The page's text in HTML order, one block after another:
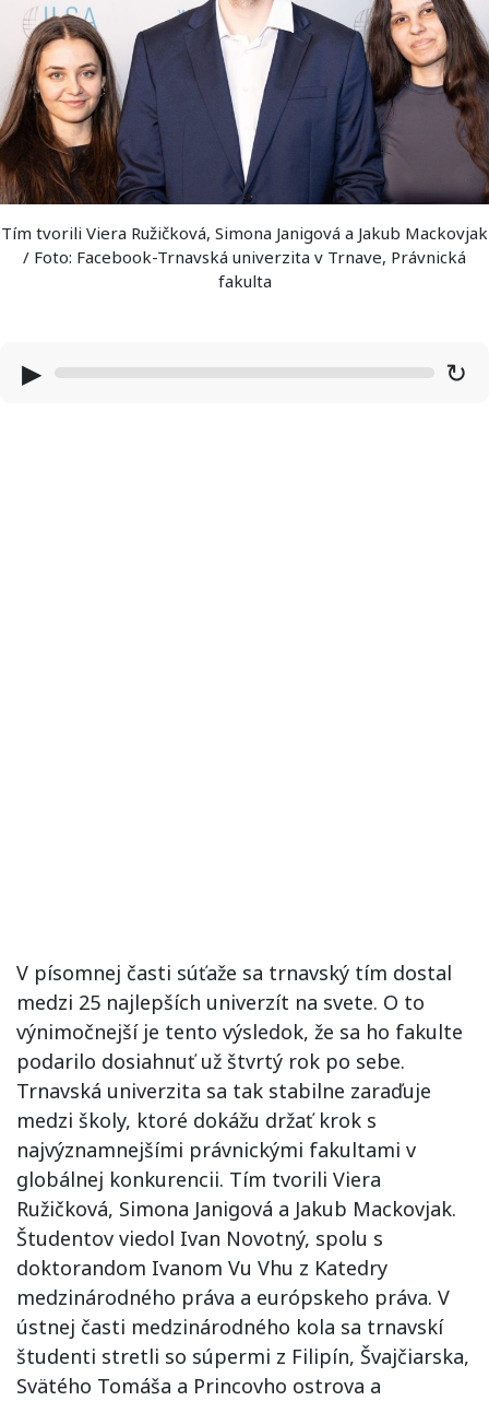
Tím tvorili Viera Ružičková, Simona Janigová a Jakub Mackovjak
/ Foto: Facebook-Trnavská univerzita v Trnave, Právnická
fakulta
▶ ↻
V písomnej časti súťaže sa trnavský tím dostal
medzi 25 najlepších univerzít na svete. O to
výnimočnejší je tento výsledok, že sa ho fakulte
podarilo dosiahnuť už štvrtý rok po sebe.
Trnavská univerzita sa tak stabilne zaraďuje
medzi školy, ktoré dokážu držať krok s
najvýznamnejšími právnickými fakultami v
globálnej konkurencii. Tím tvorili Viera
Ružičková, Simona Janigová a Jakub Mackovjak.
Študentov viedol Ivan Novotný, spolu s
doktorandom Ivanom Vu Vhu z Katedry
medzinárodného práva a európskeho práva. V
ústnej časti medzinárodného kola sa trnavskí
študenti stretli so súpermi z Filipín, Švajčiarska,
Svätého Tomáša a Princovho ostrova a